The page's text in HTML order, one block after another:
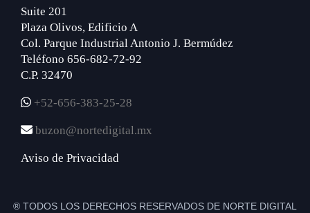
Suite 201
Plaza Olivos, Edificio A
Col. Parque Industrial Antonio J. Bermúdez
Teléfono 656-682-72-92
C.P. 32470
+52-656-383-25-28
buzon@nortedigital.mx
Aviso de Privacidad
® TODOS LOS DERECHOS RESERVADOS DE NORTE DIGITAL